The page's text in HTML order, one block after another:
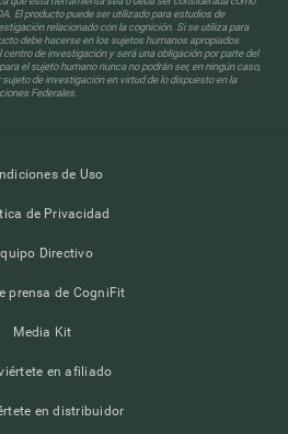
El producto puede ser utilizado para estudios de
relacionado con la cognición. Si se utiliza para
debe hacerse en los sujetos humanos apropiados
de investigación y será una obligación por parte del
el sujeto humano nunca no podrán ser, en ningún caso,
de investigación en virtud de lo dispuesto en la
Federales.
de Uso
de Privacidad
Directivo
prensa de CogniFit
Media Kit
en afiliado
en distribuidor